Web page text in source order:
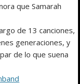
que Samarah
de 13 canciones,
generaciones, y
de lo que suena